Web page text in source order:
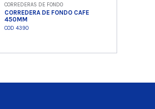
CORREDERAS DE FONDO
CORREDERA DE FONDO CAFE
450MM
COD 4390